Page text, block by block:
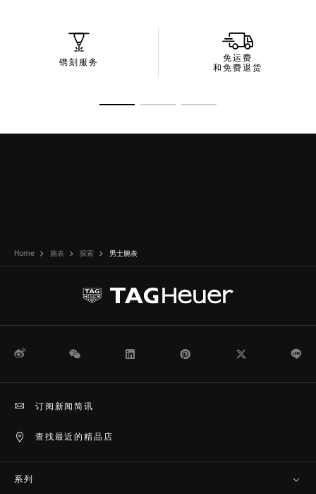
镌刻服务
免运费
和免费退货
Home 腕表 探索 男士腕表
微博 WeChat Pinterest
查找最近的精品店
订阅新闻简讯
系列